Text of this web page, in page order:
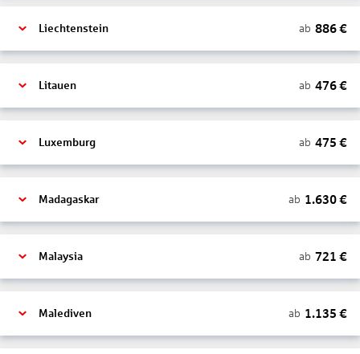
Liechtenstein ab 886€
Litauen ab 476€
Luxemburg ab 475 €
Madagaskar ab 1.630€
Malaysia ab 721 €
Malediven ab 1.135 €